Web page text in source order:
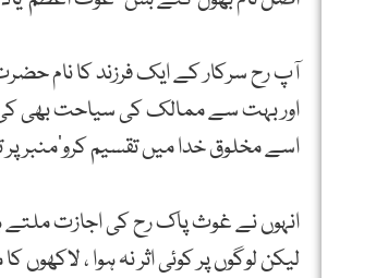
اور بہت سے ممالک کی سیاحت بھی
اسے مخلوق خدا میں تقسیم کرو’منبر
انہوں نے غوث پاک رح کی اجازت
لیکن لوگوں پر کوئی اثر نہ ہوا ،